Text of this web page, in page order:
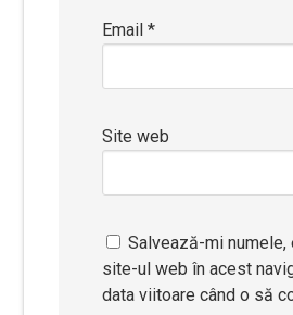
Email*
Site web
Salvează-mi numele,
site-ul web în acest
data viitoare când o să